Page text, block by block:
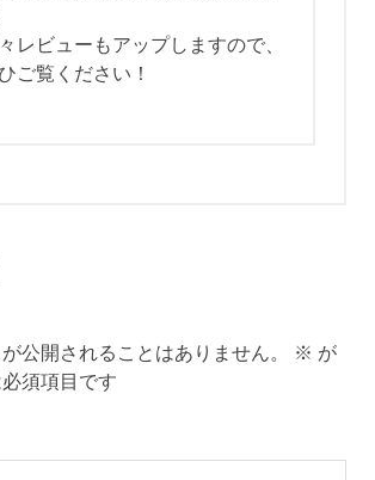
レビューもアップしますので、
ご覧ください！
公開されることはありません。 ※ が
須項目です